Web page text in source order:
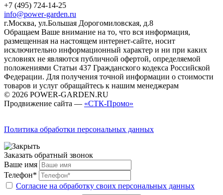
+7 (495) 724-14-25
info@power-garden.ru
г.Москва, ул.Большая Дорогомиловская, д.8
Обращаем Ваше внимание на то, что вся информация,
размещенная на настоящем интернет-сайте, носит
исключительно информационный характер и ни при каких
условиях не являются публичной офертой, определяемой
положениями Статьи 437 Гражданского кодекса Российской
Федерации. Для получения точной информации о стоимости
товаров и услуг обращайтесь к нашим менеджерам
© 2026 POWER-GARDEN.RU
Продвижение сайта — «СТК-Промо»
Политика обработки персональных данных
Заказать обратный звонок
Ваше имя
Телефон*
Согласие на обработку своих персональных данных